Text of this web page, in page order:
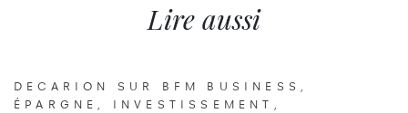
Lire aussi
DECARION SUR BFM BUSINESS ,
ÉPARGNE , INVESTISSEMENT ,